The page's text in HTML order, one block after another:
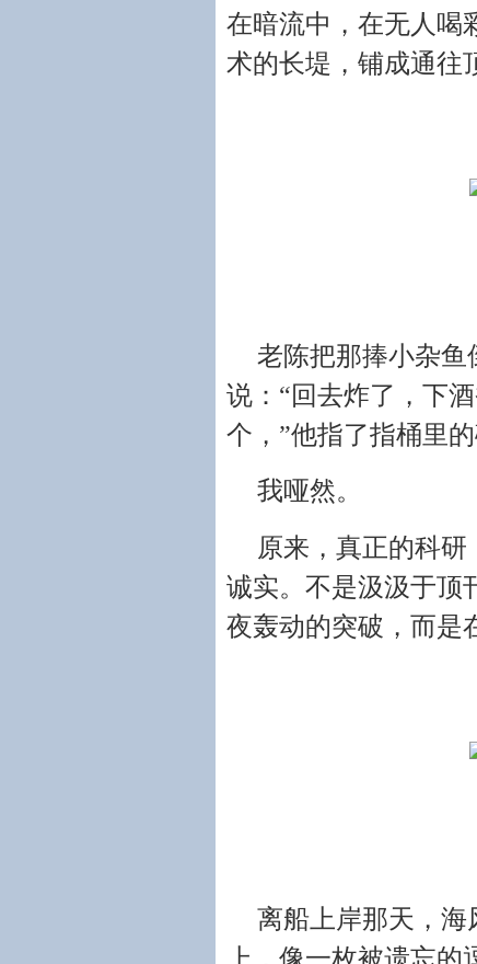
在暗流中，在无人喝
术的长堤，铺成通往
老陈把那捧小杂鱼
说：“回去炸了，下
个，”他指了指桶里
我哑然。
原来，真正的科研
诚实。不是汲汲于顶
夜轰动的突破，而是
离船上岸那天，海
上，像一枚被遗忘的